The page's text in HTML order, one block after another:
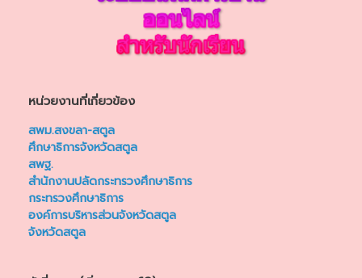
หน่วยงานที่เกี่ยวข้อง
สพม.สงขลา-สตูล
ศึกษาธิการจังหวัดสตูล
สพฐ.
สำนักงานปลัดกระทรวงศึกษาธิการ
กระทรวงศึกษาธิการ
องค์การบริหารส่วนจังหวัดสตูล
จังหวัดสตูล